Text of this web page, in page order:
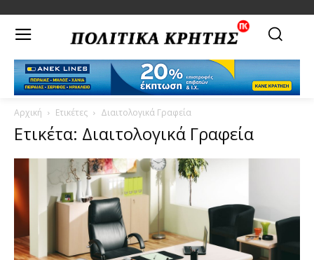
Αρχική Ετικέτες Διαιτολογικά Γραφεία
Ετικέτα: Διαιτολογικά Γραφεία